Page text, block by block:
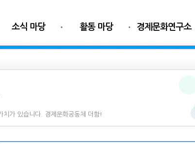
소식 마당 활동 마당 경제문화연구소
치가 있습니다. 경제문화공동체 더함!